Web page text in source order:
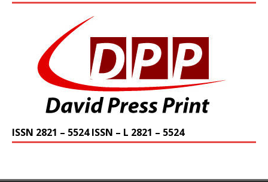
ISSN 2821 – 5524 ISSN – L 2821 – 5524